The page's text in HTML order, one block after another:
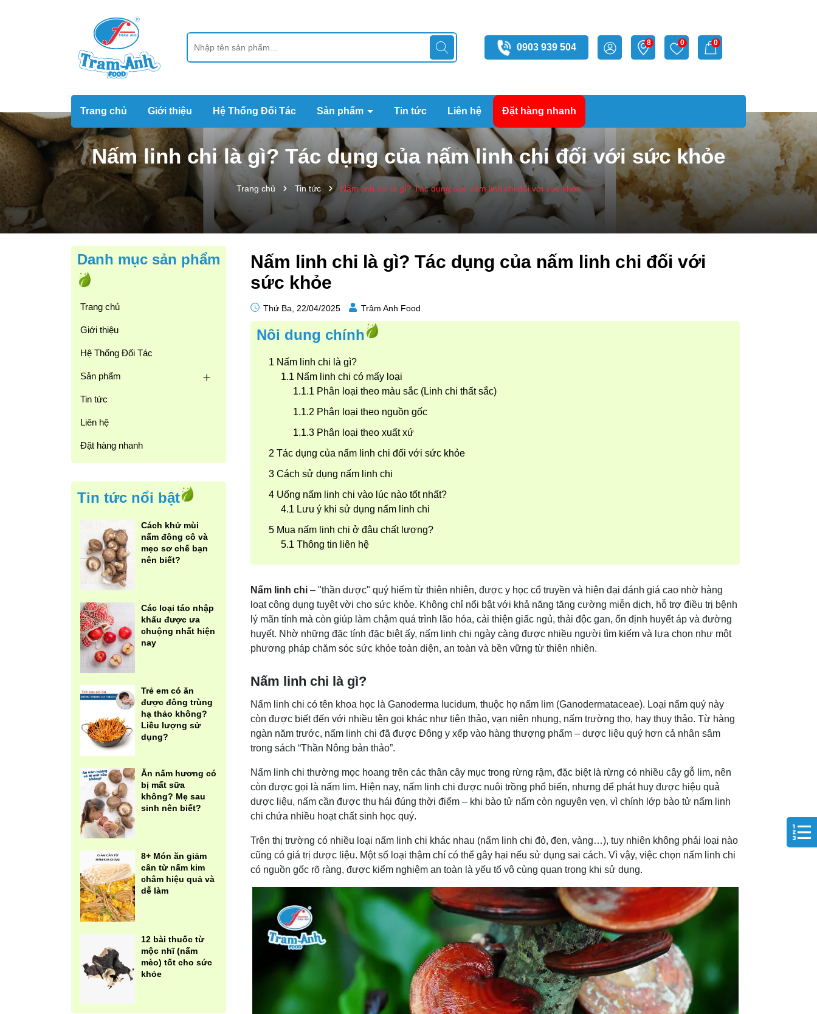
0903 939 504 8 0 0
Trang chủ Giới thiệu Hệ Thống Đối Tác Sản phẩm Tin tức Liên hệ Đặt hàng nhanh
Nấm linh chi là gì? Tác dụng của nấm linh chi đối với sức khỏe
Trang chủ Tin tức Nấm linh chi là gì? Tác dụng của nấm linh chi đối với sức khỏe
Nấm linh chi là gì? Tác dụng của nấm linh chi đối với
sức khỏe
Thứ Ba, 22/04/2025 Trâm Anh Food
Nôi dung chính
Nấm linh chi là gì?
Nấm linh chi có mấy loại
Phân loại theo màu sắc (Linh chi thất sắc)
Phân loại theo nguồn gốc
Phân loại theo xuất xứ
Tác dụng của nấm linh chi đối với sức khỏe
Cách sử dụng nấm linh chi
Uống nấm linh chi vào lúc nào tốt nhất?
Lưu ý khi sử dụng nấm linh chi
Mua nấm linh chi ở đâu chất lượng?
Thông tin liên hệ
Nấm linh chi – "thần dược" quý hiếm từ thiên nhiên, được y học cổ truyền và hiện đại đánh giá cao nhờ hàng
loạt công dụng tuyệt vời cho sức khỏe. Không chỉ nổi bật với khả năng tăng cường miễn dịch, hỗ trợ điều trị bệnh
lý mãn tính mà còn giúp làm chậm quá trình lão hóa, cải thiện giấc ngủ, thải độc gan, ổn định huyết áp và đường
huyết. Nhờ những đặc tính đặc biệt ấy, nấm linh chi ngày càng được nhiều người tìm kiếm và lựa chọn như một
phương pháp chăm sóc sức khỏe toàn diện, an toàn và bền vững từ thiên nhiên.
Nấm linh chi là gì?
Nấm linh chi có tên khoa học là Ganoderma lucidum, thuộc họ nấm lim (Ganodermataceae). Loại nấm quý này
còn được biết đến với nhiều tên gọi khác như tiên thảo, vạn niên nhung, nấm trường thọ, hay thụy thảo. Từ hàng
ngàn năm trước, nấm linh chi đã được Đông y xếp vào hàng thượng phẩm – dược liệu quý hơn cả nhân sâm
trong sách “Thần Nông bản thảo”.
Nấm linh chi thường mọc hoang trên các thân cây mục trong rừng rậm, đặc biệt là rừng có nhiều cây gỗ lim, nên
còn được gọi là nấm lim. Hiện nay, nấm linh chi được nuôi trồng phổ biến, nhưng để phát huy được hiệu quả
dược liệu, nấm cần được thu hái đúng thời điểm – khi bào tử nấm còn nguyên vẹn, vì chính lớp bào tử nấm linh
chi chứa nhiều hoạt chất sinh học quý.
Trên thị trường có nhiều loại nấm linh chi khác nhau (nấm linh chi đỏ, đen, vàng…), tuy nhiên không phải loại nào
cũng có giá trị dược liệu. Một số loại thậm chí có thể gây hại nếu sử dụng sai cách. Vì vậy, việc chọn nấm linh chi
có nguồn gốc rõ ràng, được kiểm nghiệm an toàn là yếu tố vô cùng quan trọng khi sử dụng.
Danh mục sản phẩm
Trang chủ
Giới thiệu
Hệ Thống Đối Tác
Sản phẩm
Tin tức
Liên hệ
Đặt hàng nhanh
Tin tức nổi bật
Cách khử mùi
nấm đông cô và
mẹo sơ chế bạn
nên biết?
Các loại táo nhập
khẩu được ưa
chuộng nhất hiện
nay
Trẻ em có ăn
được đông trùng
hạ thảo không?
Liều lượng sử
dụng?
Ăn nấm hương có
bị mất sữa
không? Mẹ sau
sinh nên biết?
8+ Món ăn giảm
cân từ nấm kim
châm hiệu quả và
dễ làm
12 bài thuốc từ
mộc nhĩ (nấm
mèo) tốt cho sức
khỏe